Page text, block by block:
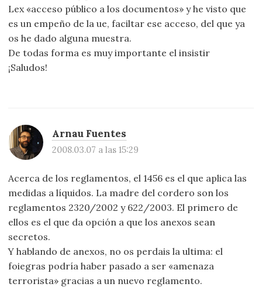
Lex «acceso público a los documentos» y he visto que
es un empeño de la ue, faciltar ese acceso, del que ya
os he dado alguna muestra.
De todas forma es muy importante el insistir
¡Saludos!
Arnau Fuentes
2008.03.07 a las 15:29
Acerca de los reglamentos, el 1456 es el que aplica las
medidas a líquidos. La madre del cordero son los
reglamentos 2320/2002 y 622/2003. El primero de
ellos es el que da opción a que los anexos sean
secretos.
Y hablando de anexos, no os perdais la ultima: el
foiegras podría haber pasado a ser «amenaza
terrorista» gracias a un nuevo reglamento.